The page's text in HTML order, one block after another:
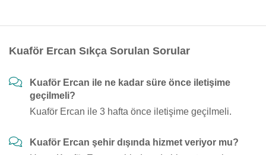
Kuaför Ercan Sıkça Sorulan Sorular
Kuaför Ercan ile ne kadar süre önce iletişime
geçilmeli?
Kuaför Ercan ile 3 hafta önce iletişime geçilmeli.
Kuaför Ercan şehir dışında hizmet veriyor mu?